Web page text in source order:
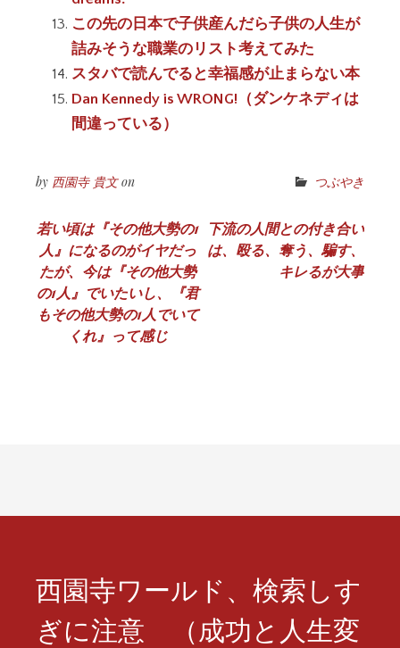
この先の日本で子供産んだら子供の人生が
詰みそうな職業のリスト考えてみた
スタバで読んでると幸福感が止まらない本
Dan Kennedy is WRONG!（ダンケネディは
間違っている）
by 西園寺 貴文on つぶやき
投
稿
ナ
ビ
若い頃は『その他大勢の1
人』になるのがイヤだっ
たが、今は『その他大勢
の1人』でいたいし、『君
もその他大勢の1人でいて
くれ』って感じ
下流の人間との付き合い
は、殴る、奪う、騙す、
キレるが大事
西園寺ワールド、検索しす
ぎに注意 （成功と人生変